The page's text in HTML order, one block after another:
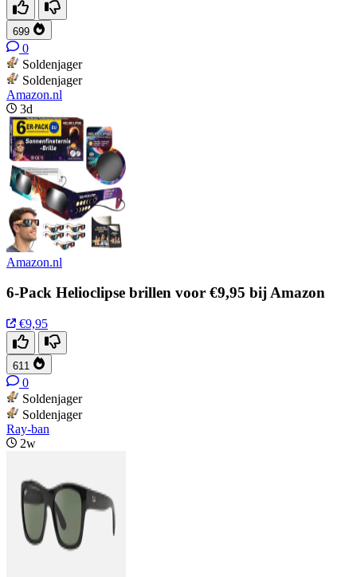
699
0
Soldenjager
Soldenjager
Amazon.nl
3d
Amazon.nl
6-Pack Helioclipse brillen voor €9,95 bij Amazon
€9,95
611
0
Soldenjager
Soldenjager
Ray-ban
2w